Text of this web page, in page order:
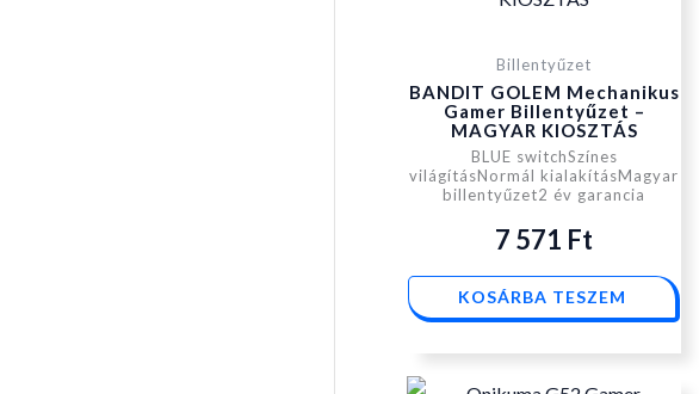
Billentyűzet
BANDIT GOLEM Mechanikus
Gamer Billentyűzet –
MAGYAR KIOSZTÁS
BLUE switchSzínes
világításNormál kialakításMagyar
billentyűzet2 év garancia
7 571 Ft
KOSÁRBA TESZEM